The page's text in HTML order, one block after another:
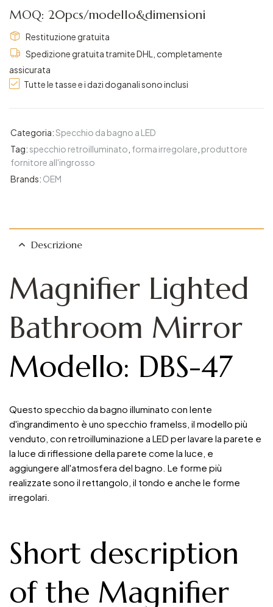
MOQ: 20pcs/modello&dimensioni
Restituzione gratuita
Spedizione gratuita tramite DHL, completamente
assicurata
Tutte le tasse e i dazi doganali sono inclusi
Categoria:Specchio da bagno a LED
Tag: specchio retroilluminato forma irregolare produttore
fornitore all'ingrosso
Brands: OEM
Descrizione
Magnifier Lighted
Bathroom Mirror
Modello: DBS-47
Questo specchio da bagno illuminato con lente
d'ingrandimento è uno specchio framelss, il modello più
venduto, con retroilluminazione a LED per lavare la parete e
la luce di riflessione della parete come la luce, e
aggiungere all'atmosfera del bagno. Le forme più
realizzate sono il rettangolo, il tondo e anche le forme
irregolari.
Short description
of the Magnifier